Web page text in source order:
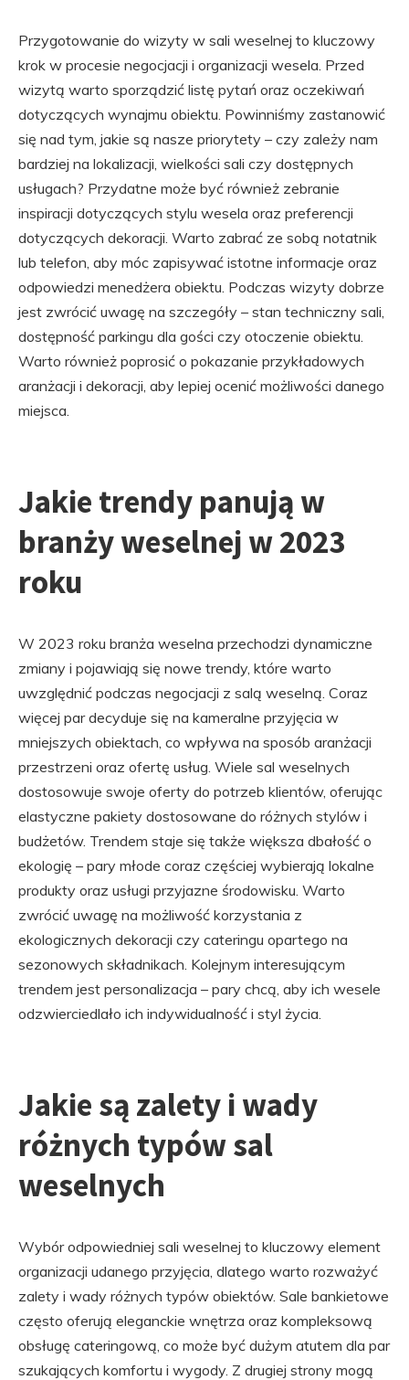
Przygotowanie do wizyty w sali weselnej to kluczowy
krok w procesie negocjacji i organizacji wesela. Przed
wizytą warto sporządzić listę pytań oraz oczekiwań
dotyczących wynajmu obiektu. Powinniśmy zastanowić
się nad tym, jakie są nasze priorytety – czy zależy nam
bardziej na lokalizacji, wielkości sali czy dostępnych
usługach? Przydatne może być również zebranie
inspiracji dotyczących stylu wesela oraz preferencji
dotyczących dekoracji. Warto zabrać ze sobą notatnik
lub telefon, aby móc zapisywać istotne informacje oraz
odpowiedzi menedżera obiektu. Podczas wizyty dobrze
jest zwrócić uwagę na szczegóły – stan techniczny sali,
dostępność parkingu dla gości czy otoczenie obiektu.
Warto również poprosić o pokazanie przykładowych
aranżacji i dekoracji, aby lepiej ocenić możliwości danego
miejsca.
Jakie trendy panują w
branży weselnej w 2023
roku
W 2023 roku branża weselna przechodzi dynamiczne
zmiany i pojawiają się nowe trendy, które warto
uwzględnić podczas negocjacji z salą weselną. Coraz
więcej par decyduje się na kameralne przyjęcia w
mniejszych obiektach, co wpływa na sposób aranżacji
przestrzeni oraz ofertę usług. Wiele sal weselnych
dostosowuje swoje oferty do potrzeb klientów, oferując
elastyczne pakiety dostosowane do różnych stylów i
budżetów. Trendem staje się także większa dbałość o
ekologię – pary młode coraz częściej wybierają lokalne
produkty oraz usługi przyjazne środowisku. Warto
zwrócić uwagę na możliwość korzystania z
ekologicznych dekoracji czy cateringu opartego na
sezonowych składnikach. Kolejnym interesującym
trendem jest personalizacja – pary chcą, aby ich wesele
odzwierciedlało ich indywidualność i styl życia.
Jakie są zalety i wady
różnych typów sal
weselnych
Wybór odpowiedniej sali weselnej to kluczowy element
organizacji udanego przyjęcia, dlatego warto rozważyć
zalety i wady różnych typów obiektów. Sale bankietowe
często oferują eleganckie wnętrza oraz kompleksową
obsługę cateringową, co może być dużym atutem dla par
szukających komfortu i wygody. Z drugiej strony mogą